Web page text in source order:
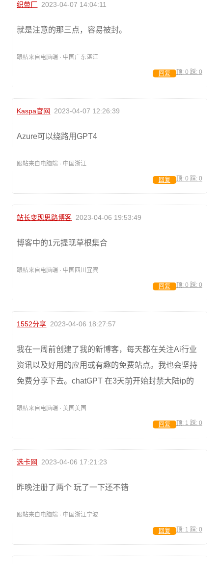
织带厂 2023-04-07 14:04:11
就是注意的那三点，容易被封。
跟帖来自电脑端 · 中国广东湛江
顶: 0 踩: 0
回复
Kaspa官网 2023-04-07 12:26:39
Azure可以绕路用GPT4
跟帖来自电脑端 · 中国浙江
顶: 0 踩: 0
回复
站长变现思路博客 2023-04-06 19:53:49
博客中的1元提现草根集合
跟帖来自电脑端 · 中国四川宜宾
顶: 0 踩: 0
回复
1552分享 2023-04-06 18:27:57
我在一周前创建了我的新博客，每天都在关注Ai行业
资讯以及好用的应用或有趣的免费站点。我也会坚持
免费分享下去。chatGPT 在3天前开始封禁大陆ip的
跟帖来自电脑端 · 美国美国
顶: 1 踩: 0
回复
选卡网 2023-04-06 17:21:23
昨晚注册了两个 玩了一下还不错
跟帖来自电脑端 · 中国浙江宁波
顶: 1 踩: 0
回复